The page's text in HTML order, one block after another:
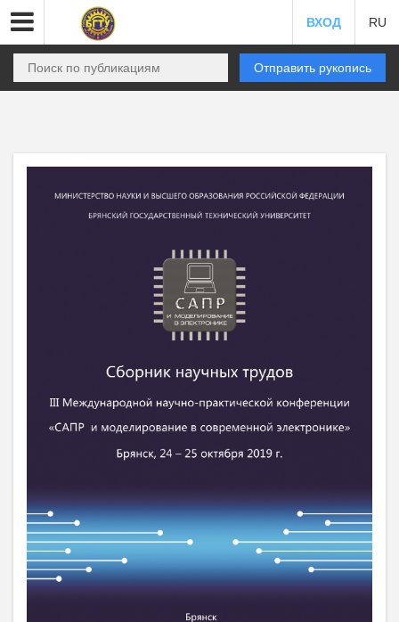
ВХОД RU
Отправить рукопись